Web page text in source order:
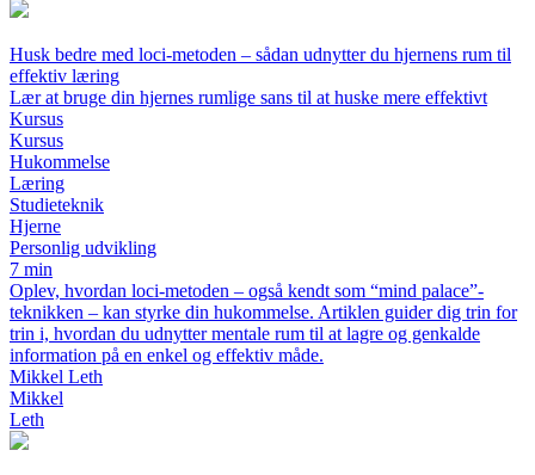
Husk bedre med loci-metoden – sådan udnytter du hjernens rum til
effektiv læring
Lær at bruge din hjernes rumlige sans til at huske mere effektivt
Kursus
Kursus
Hukommelse
Læring
Studieteknik
Hjerne
Personlig udvikling
7 min
Oplev, hvordan loci-metoden – også kendt som “mind palace”-
teknikken – kan styrke din hukommelse. Artiklen guider dig trin for
trin i, hvordan du udnytter mentale rum til at lagre og genkalde
information på en enkel og effektiv måde.
Mikkel Leth
Mikkel
Leth